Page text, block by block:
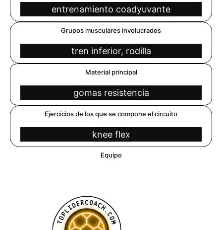
entrenamiento coadyuvante
Grupos musculares involucrados
tren inferior, rodilla
Material principal
gomas resistencia
Ejercicios de los que se compone el circuito
knee flex
Equipo